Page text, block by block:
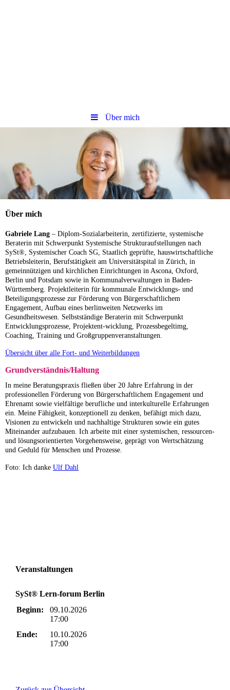
Über mich
Über mich
Gabriele Lang – Diplom-Sozialarbeiterin, zertifizierte, systemische
Beraterin mit Schwerpunkt Systemische Strukturaufstellungen nach
SySt®, Systemischer Coach SG, Staatlich geprüfte, hauswirtschaftliche
Betriebsleiterin, Berufstätigkeit am Universitätspital in Zürich, in
gemeinnützigen und kirchlichen Einrichtungen in Ascona, Oxford,
Berlin und Potsdam sowie in Kommunalverwaltungen in Baden-
Württemberg. Projektleiterin für kommunale Entwicklungs- und
Beteiligungsprozesse zur Förderung von Bürgerschaftlichem
Engagement, Aufbau eines berlinweiten Netzwerks im
Gesundheitswesen. Selbstständige Beraterin mit Schwerpunkt
Entwicklungsprozesse, Projektent-wicklung, Prozessbegeltimg,
Coaching, Training und Großgruppenveranstaltungen.
Übersicht über alle Fort- und Weiterbildungen
Grundverständnis/Haltung
In meine Beratungspraxis fließen über 20 Jahre Erfahrung in der
professionellen Förderung von Bürgerschaftlichem Engagement und
Ehrenamt sowie vielfältige berufliche und interkulturelle Erfahrungen
ein. Meine Fähigkeit, konzeptionell zu denken, befähigt mich dazu,
Visionen zu entwickeln und nachhaltige Strukturen sowie ein gutes
Miteinander aufzubauen. Ich arbeite mit einer systemischen, ressourcen-
und lösungsorientierten Vorgehensweise, geprägt von Wertschätzung
und Geduld für Menschen und Prozesse.
Foto: Ich danke Ulf Dahl
Veranstaltungen
SySt® Lern-forum Berlin
Beginn:
09.10.2026
17:00
Ende:
10.10.2026
17:00